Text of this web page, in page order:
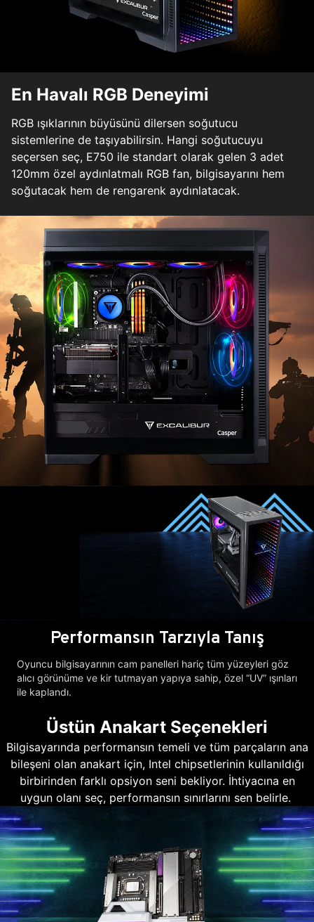
En Havalı RGB Deneyimi
RGB ışıklarının büyüsünü dilersen soğutucu
sistemlerine de taşıyabilirsin. Hangi soğutucuyu
seçersen seç, E750 ile standart olarak gelen 3 adet
120mm özel aydınlatmalı RGB fan, bilgisayarını hem
soğutacak hem de rengarenk aydınlatacak.
Performansın Tarzıyla Tanış
Oyuncu bilgisayarının cam panelleri hariç tüm yüzeyleri göz
alıcı görünüme ve kir tutmayan yapıya sahip, özel “UV” ışınları
ile kaplandı.
Üstün Anakart Seçenekleri
Bilgisayarında performansın temeli ve tüm parçaların ana
bileşeni olan anakart için, Intel chipsetlerinin kullanıldığı
birbirinden farklı opsiyon seni bekliyor. İhtiyacına en
uygun olanı seç, performansın sınırlarını sen belirle.